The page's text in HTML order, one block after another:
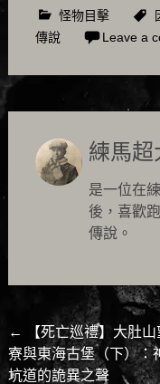
怪物目擊
傳說
Leave a
練馬超
是一位在
後，喜歡
傳說。
Post
navigation
←
【死亡巡禮】大肚山
寮與東海古堡（下）：
坑道的詭異之聲